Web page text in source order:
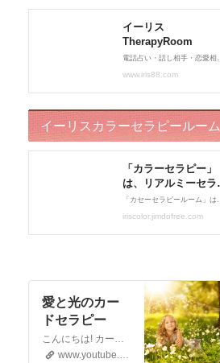
イーリスカラーセラピールーム
愛と光のカー
ドセラピー
こんにちは! カードセラピストのイーリスです 電話鑑定、メール鑑定などをしております お仕事の宣伝もさせていただく 動画です。 この動画が少しでもお役に立てると幸いです。 申し訳ございませんが このチャンネルではコメントの受付はしておりません。 ライブドアブログの方に入れていただくと幸いです。 末永くよろしくお願いいたします!
www.youtube.com